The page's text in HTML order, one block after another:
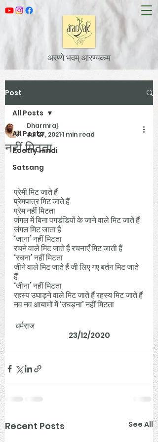
अरण्ये भवम् आरण्यकम
Post
All Posts
Poetry Hindi
Satsang
All Posts
नहीं मिटता
Dharmraj
Jul 27, 20211 min read
प्रेमी मिट जाते हैं
प्रेमपात्र मिट जाते हैं
प्रेम नहीं मिटता
जंगल में बिना पगडंडियों के जाने वाले मिट जाते हैं
जंगल मिट जाता है
‘जाना’ नहीं मिटता
रचने वाले मिट जाते हैं रचनाएँ मिट जाती हैं
‘रचना’ नहीं मिटता
जीने वाले मिट जाते हैं जी लिए गए बर्तन मिट जाते
हैं
‘जीना’ नहीं मिटता
रहस्य उघाड़ने वाले मिट जाते हैं रहस्य मिट जाते हैं
नव नव आयामों में ‘उघड़ना’ नहीं मिटता
धर्मराज
                                     23/12/2020
Recent Posts See All